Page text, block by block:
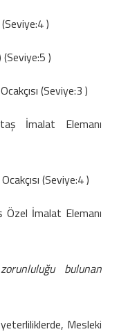
)
)
(Seviye:3 )
İmalat Elemanı
(Seviye:4 )
İmalat Elemanı
bulunan
Mesleki